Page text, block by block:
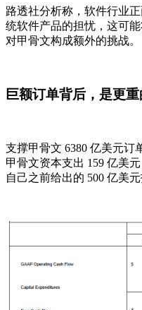
路透社分析称，软件行业
统软件产品的担忧，这可
对甲骨文构成额外的挑战。
巨额订单背后，是更
支撑甲骨文 6380 亿美元订
甲骨文资本支出 159 亿美
自己之前给出的 500 亿美元